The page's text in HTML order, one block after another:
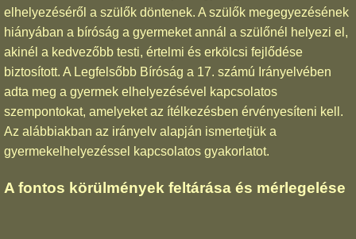
elhelyezéséről a szülők döntenek. A szülők megegyezésének
hiányában a bíróság a gyermeket annál a szülőnél helyezi el,
akinél a kedvezőbb testi, értelmi és erkölcsi fejlődése
biztosított. A Legfelsőbb Bíróság a 17. számú Irányelvében
adta meg a gyermek elhelyezésével kapcsolatos
szempontokat, amelyeket az ítélkezésben érvényesíteni kell.
Az alábbiakban az irányelv alapján ismertetjük a
gyermekelhelyezéssel kapcsolatos gyakorlatot.
A fontos körülmények feltárása és mérlegelése